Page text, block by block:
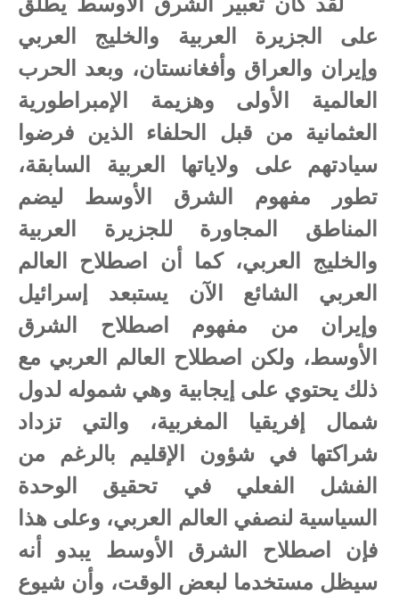
على الجزيرة العربية والخليج العربي
وإيران والعراق وأفغانستان، وبعد الحرب
العالمية الأولى وهزيمة الإمبراطورية
العثمانية من قبل الحلفاء الذين فرضوا
سيادتهم على ولاياتها العربية السابقة،
تطور مفهوم الشرق الأوسط ليضم
المناطق المجاورة للجزيرة العربية
والخليج العربي، كما أن اصطلاح العالم
العربي الشائع الآن يستبعد إسرائيل
وإيران من مفهوم اصطلاح الشرق
الأوسط، ولكن اصطلاح العالم العربي مع
ذلك يحتوي على إيجابية وهي شموله لدول
شمال إفريقيا المغربية، والتي تزداد
شراكتها في شؤون الإقليم بالرغم من
الفشل الفعلي في تحقيق الوحدة
السياسية لنصفي العالم العربي، وعلى هذا
فإن اصطلاح الشرق الأوسط يبدو أنه
سيظل مستخدما لبعض الوقت، وأن شيوع